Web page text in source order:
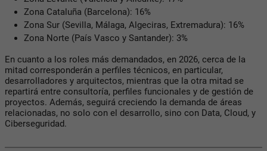
Zona Cataluña (Barcelona): 16%
Zona Sur (Sevilla, Málaga, Algeciras, Extremadura): 16%
Zona Norte (País Vasco y Santander): 3%
En cuanto a los roles más demandados, en 2026, cerca de la
mitad corresponderán a perfiles técnicos, en particular,
desarrolladores y arquitectos, mientras que la otra mitad se
repartirá entre consultoría, perfiles funcionales y de gestión de
proyectos. Además, seguirá creciendo la demanda de áreas
relacionadas, no solo con el desarrollo, sino con Data, Cloud, y
Ciberseguridad.